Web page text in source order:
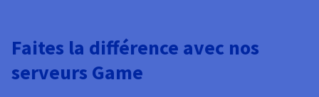
Faites la différence avec nos
serveurs Game